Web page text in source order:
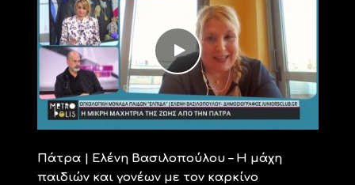
Πάτρα | Eλένη Βασιλοπούλου – Η μάχη
παιδιών και γονέων με τον καρκίνο